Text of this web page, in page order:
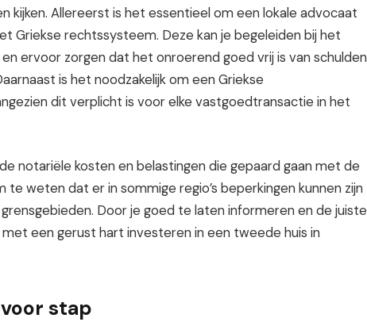
kijken. Allereerst is het essentieel om een lokale advocaat
Griekse rechtssysteem. Deze kan je begeleiden bij het
ervoor zorgen dat het onroerend goed vrij is van schulden
is het noodzakelijk om een Griekse
dit verplicht is voor elke vastgoedtransactie in het
notariële kosten en belastingen die gepaard gaan met de
te weten dat er in sommige regio’s beperkingen kunnen zijn
Door je goed te laten informeren en de juiste
een gerust hart investeren in een tweede huis in
stap